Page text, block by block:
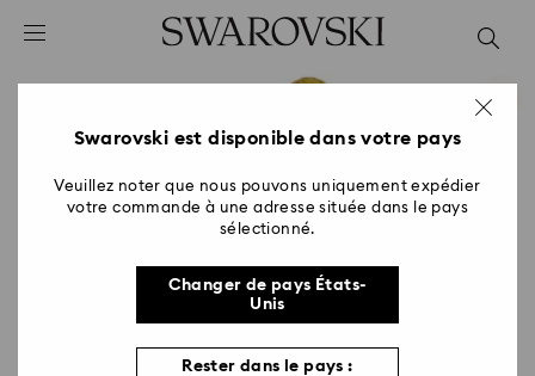
Accesskeys list
2 - FooterSwarovski est disponible dans votre pays
Veuillez noter que nous pouvons uniquement expédier
votre commande à une adresse située dans le pays
sélectionné.
Changer de pays États-
Unis
Rester dans le pays :